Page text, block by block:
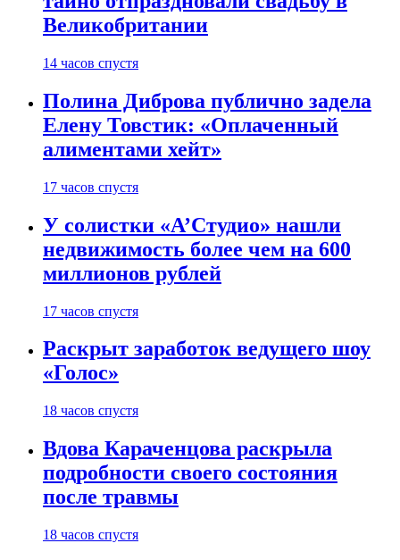
Великобритании
14 часов спустя
Полина Диброва публично задела
Елену Товстик: «Оплаченный
алиментами хейт»
17 часов спустя
У солистки «А’Студио» нашли
недвижимость более чем на 600
миллионов рублей
17 часов спустя
Раскрыт заработок ведущего шоу
«Голос»
18 часов спустя
Вдова Караченцова раскрыла
подробности своего состояния
после травмы
18 часов спустя